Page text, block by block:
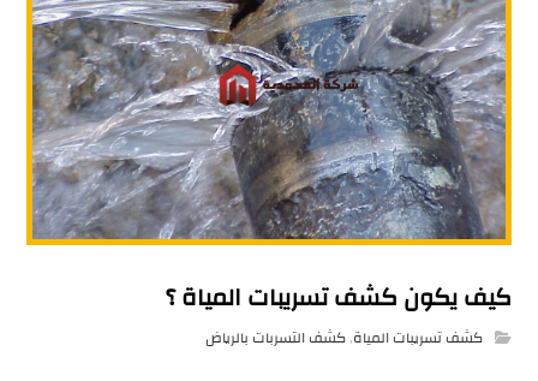
كيف يكون كشف تسريبات المياة ؟
كشف تسريبات المياة,كشف التسربات بالرياض